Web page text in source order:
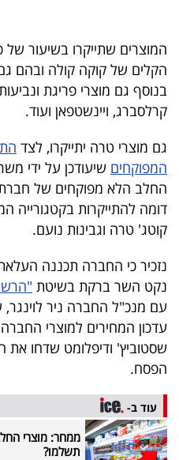
5
המילון
הכלכלי
פודקאסט
40
UNDER
40
שיתופי
פעולה
דרושים
ניוזלטרים
הקלים של קוקה קולה ובהם גם
בנוסף גם מוצרי פריגת
קרלסברג, ויינשטפאן ועוד.
גם מוצרי טרה יתייקרו, לצד
המפוקחים שיעודכן על ידי
החלב הלא מפוקחים של חברת
דומה להתייקרות בקטגורייה
קוטג' טרה וגבינות נועם.
נזכיר כי החברה תכננה
נקט השר ברקת בשיטת
עם מנכ"ל החברה ניר
עדכון המחירים למוצרי
שסטוביץ' ודיפלומט שדחו
הפסח.
עוד ב-
תשלמו?